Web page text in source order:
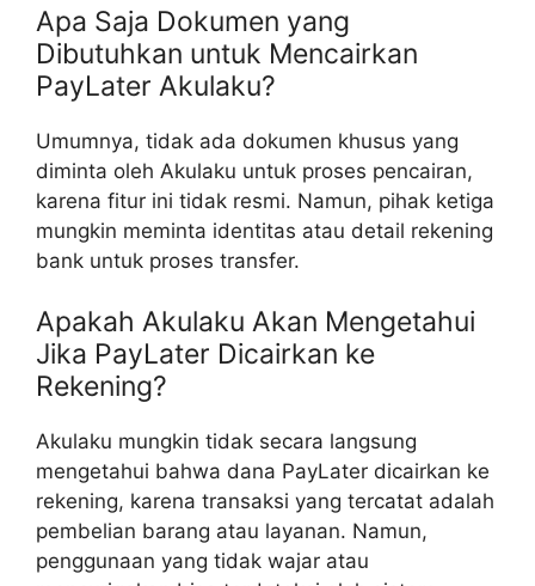
Apa Saja Dokumen yang
Dibutuhkan untuk Mencairkan
PayLater Akulaku?
Umumnya, tidak ada dokumen khusus yang
diminta oleh Akulaku untuk proses pencairan,
karena fitur ini tidak resmi. Namun, pihak ketiga
mungkin meminta identitas atau detail rekening
bank untuk proses transfer.
Apakah Akulaku Akan Mengetahui
Jika PayLater Dicairkan ke
Rekening?
Akulaku mungkin tidak secara langsung
mengetahui bahwa dana PayLater dicairkan ke
rekening, karena transaksi yang tercatat adalah
pembelian barang atau layanan. Namun,
penggunaan yang tidak wajar atau